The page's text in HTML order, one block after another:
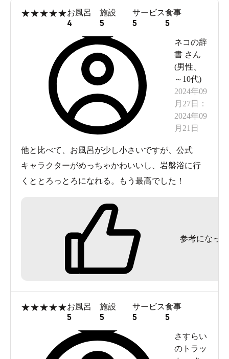
★★★★★お風呂
4
施設
5
サービス
5
食事
5
ネコの辞
書 さん
(男性
～10代)
2024年09
月27日
：
2024年09
月21日
他と比べて、お風呂が少し小さいですが、公式
キャラクターがめっちゃかわいいし、岩盤浴に行
くととろっとろになれる。もう最高でした！
参考になった
★★★★★お風呂
5
施設
5
サービス
5
食事
5
さすらい
のトラッ